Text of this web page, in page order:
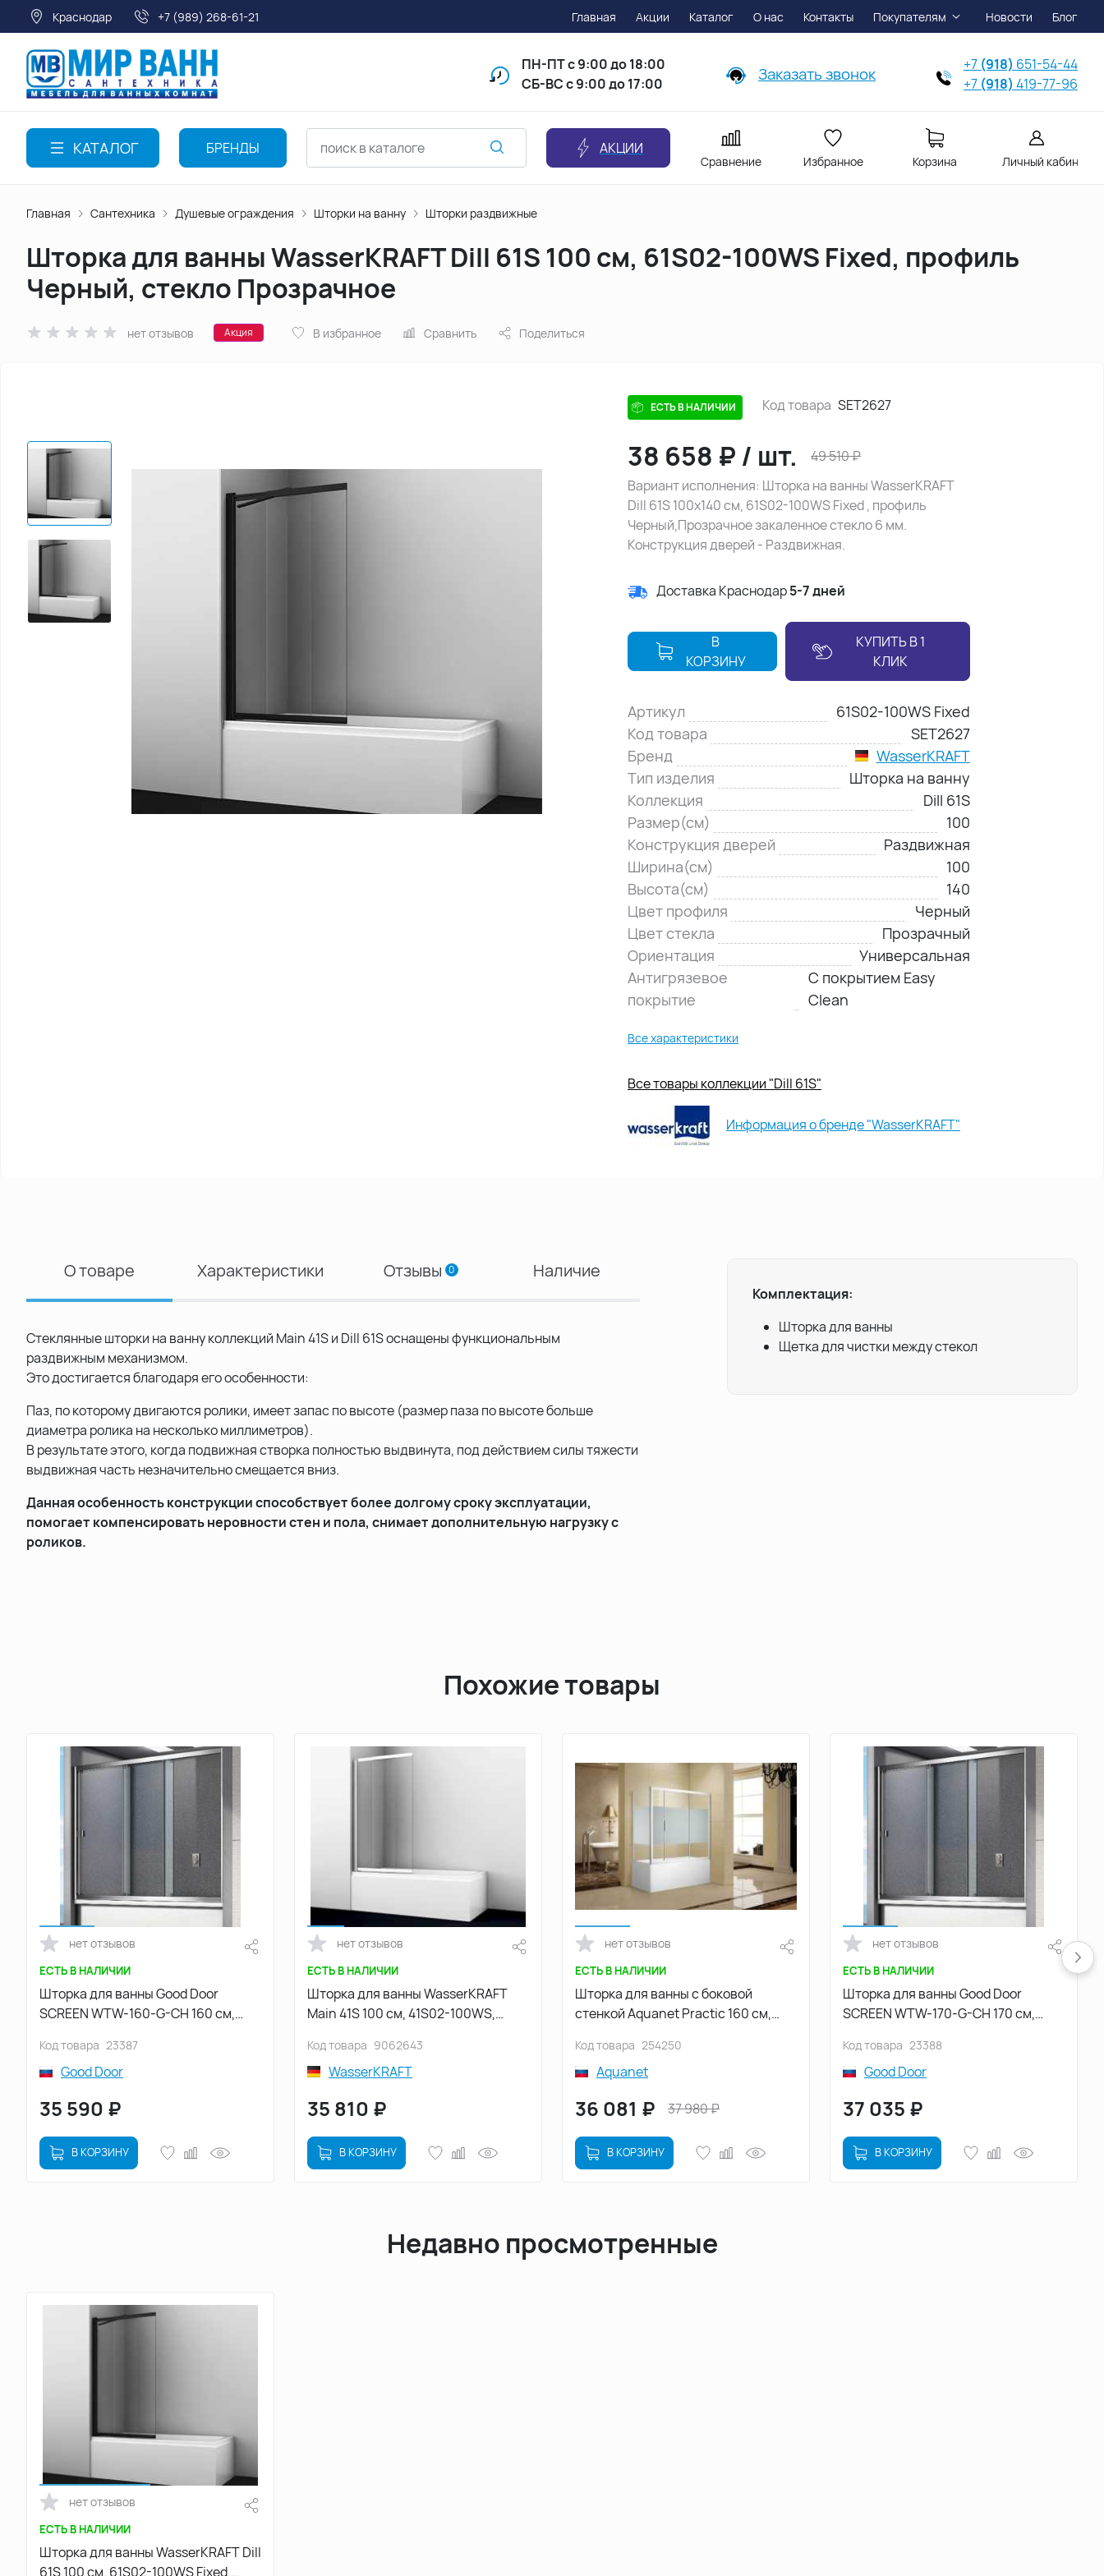
Краснодар +7 (989) 268-61-21 Главная Акции Каталог О нас Контакты Покупателям Новости Блог
ПН-ПТс 9:00 до 18:00
СБ-ВС с 9:00 до 17:00
Заказать звонок +7 (918) 651-54-44
+7 (918) 419-77-96
КАТАЛОГ БРЕНДЫ АКЦИИ
Сравнение Избранное Корзина Личный кабинет
Главная Сантехника Душевые ограждения Шторки на ванну Шторки раздвижные
Шторка для ванны WasserKRAFT Dill 61S 100 см, 61S02-100WS Fixed, профиль
Черный, стекло Прозрачное
нет отзывов Акция В избранное Сравнить Поделиться
ЕСТЬ В НАЛИЧИИ Код товара SET2627
38 658 ₽ / шт. 49 510₽
Вариант исполнения: Шторка на ванны WasserKRAFT
Dill 61S 100х140 см, 61S02-100WS Fixed , профиль
Черный,Прозрачное закаленное стекло 6 мм.
Конструкция дверей - Раздвижная.
Доставка Краснодар5-7 дней
В
КОРЗИНУ
КУПИТЬ В 1
КЛИК
Артикул
61S02-100WS Fixed
Код товара
SET2627
Бренд
WasserKRAFT
Тип изделия
Шторка на ванну
Коллекция
Dill 61S
Размер(см)
100
Конструкция дверей
Раздвижная
Ширина(см)
100
Высота(см)
140
Цвет профиля
Черный
Цвет стекла
Прозрачный
Ориентация
Универсальная
Антигрязевое
покрытие
С покрытием Easy
Clean
Все характеристики
Все товары коллекции "Dill 61S"
Информация о бренде "WasserKRAFT"
О товаре Характеристики Отзывы 0 Наличие
Стеклянные шторки на ванну коллекций Main 41S и Dill 61S оснащены функциональным
раздвижным механизмом.
Это достигается благодаря его особенности:
Паз, по которому двигаются ролики, имеет запас по высоте (размер паза по высоте больше
диаметра ролика на несколько миллиметров).
В результате этого, когда подвижная створка полностью выдвинута, под действием силы тяжести
выдвижная часть незначительно смещается вниз.
Данная особенность конструкции способствует более долгому сроку эксплуатации,
помогает компенсировать неровности стен и пола, снимает дополнительную нагрузку с
роликов.
Комплектация:
Шторка для ванны
Щетка для чистки между стекол
Похожие товары
нет отзывов
ЕСТЬ В НАЛИЧИИ
Шторка для ванны Good Door
SCREEN WTW-160-G-CH 160 см,
Рифленное
Код товара 23387
Good Door
35 590 ₽
В КОРЗИНУ
нет отзывов
ЕСТЬ В НАЛИЧИИ
Шторка для ванны WasserKRAFT
Main 41S 100 см, 41S02-100WS,
Код товара 9062643
WasserKRAFT
35 810 ₽
В КОРЗИНУ
нет отзывов
ЕСТЬ В НАЛИЧИИ
Шторка для ванны c боковой
стенкой Aquanet Practic 160 см,
80H150U-CP, профиль Хром, стекло
С шелкографией
Код товара 254250
Aquanet
36 081 ₽ 37 980₽
В КОРЗИНУ
нет отзывов
ЕСТЬ В НАЛИЧИИ
Шторка для ванны Good Door
SCREEN WTW-170-G-CH 170 см,
Рифленное
Код товара 23388
Good Door
37 035 ₽
В КОРЗИНУ
Недавно просмотренные
нет отзывов
ЕСТЬ В НАЛИЧИИ
Шторка для ванны WasserKRAFT Dill
61S 100 см, 61S02-100WS Fixed,